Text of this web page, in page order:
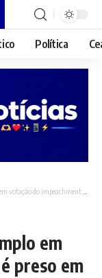
Política
do impeachment é preso em Brasília
em
preso em